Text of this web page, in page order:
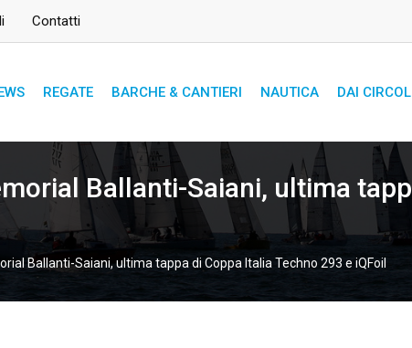
Contatti
REGATE BARCHE & CANTIERI NAUTICA DAI
Ballanti-Saiani, ultima
Ballanti-Saiani, ultima tappa di Coppa Italia Techno 293 e iQFoil